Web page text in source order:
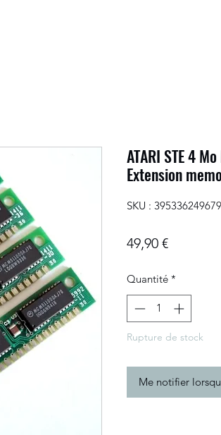
ATARI STE 4
Extension
SKU : 395336249679
49,90 €Prix
Quantité *
Rupture de stock
Me notifier